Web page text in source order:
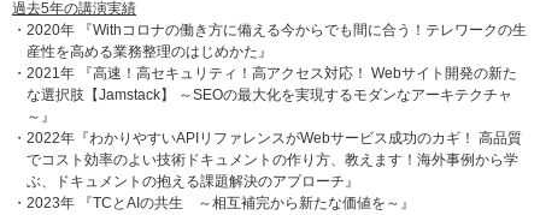
過去5年の講演実績
・2020年 『Withコロナの働き方に備える今からでも間に合う！テレワークの生
産性を高める業務整理のはじめかた』
・2021年 『高速！高セキュリティ！高アクセス対応！ Webサイト開発の新た
な選択肢【Jamstack】 ～SEOの最大化を実現するモダンなアーキテクチャ
～』
・2022年『わかりやすいAPIリファレンスがWebサービス成功のカギ！ 高品質
でコスト効率のよい技術ドキュメントの作り方、教えます！海外事例から学
ぶ、ドキュメントの抱える課題解決のアプローチ』
・2023年 『TCとAIの共生 ～相互補完から新たな価値を～』